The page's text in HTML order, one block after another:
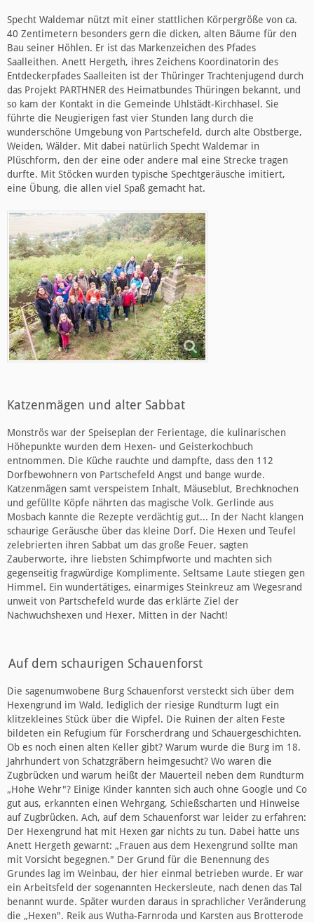
Specht Waldemar nützt mit einer stattlichen Körpergröße von ca.
40 Zentimetern besonders gern die dicken, alten Bäume für den
Bau seiner Höhlen. Er ist das Markenzeichen des Pfades
Saalleithen. Anett Hergeth, ihres Zeichens Koordinatorin des
Entdeckerpfades Saalleiten ist der Thüringer Trachtenjugend durch
das Projekt PARTHNER des Heimatbundes Thüringen bekannt, und
so kam der Kontakt in die Gemeinde Uhlstädt-Kirchhasel. Sie
führte die Neugierigen fast vier Stunden lang durch die
wunderschöne Umgebung von Partschefeld, durch alte Obstberge,
Weiden, Wälder. Mit dabei natürlich Specht Waldemar in
Plüschform, den der eine oder andere mal eine Strecke tragen
durfte. Mit Stöcken wurden typische Spechtgeräusche imitiert,
eine Übung, die allen viel Spaß gemacht hat.
Katzenmägen und alter Sabbat
Monströs war der Speiseplan der Ferientage, die kulinarischen
Höhepunkte wurden dem Hexen- und Geisterkochbuch
entnommen. Die Küche rauchte und dampfte, dass den 112
Dorfbewohnern von Partschefeld Angst und bange wurde.
Katzenmägen samt verspeistem Inhalt, Mäuseblut, Brechknochen
und gefüllte Köpfe nährten das magische Volk. Gerlinde aus
Mosbach kannte die Rezepte verdächtig gut... In der Nacht klangen
schaurige Geräusche über das kleine Dorf. Die Hexen und Teufel
zelebrierten ihren Sabbat um das große Feuer, sagten
Zauberworte, ihre liebsten Schimpfworte und machten sich
gegenseitig fragwürdige Komplimente. Seltsame Laute stiegen gen
Himmel. Ein wundertätiges, einarmiges Steinkreuz am Wegesrand
unweit von Partschefeld wurde das erklärte Ziel der
Nachwuchshexen und Hexer. Mitten in der Nacht!
Auf dem schaurigen Schauenforst
Die sagenumwobene Burg Schauenforst versteckt sich über dem
Hexengrund im Wald, lediglich der riesige Rundturm lugt ein
klitzekleines Stück über die Wipfel. Die Ruinen der alten Feste
bildeten ein Refugium für Forscherdrang und Schauergeschichten.
Ob es noch einen alten Keller gibt? Warum wurde die Burg im 18.
Jahrhundert von Schatzgräbern heimgesucht? Wo waren die
Zugbrücken und warum heißt der Mauerteil neben dem Rundturm
„Hohe Wehr"? Einige Kinder kannten sich auch ohne Google und Co
gut aus, erkannten einen Wehrgang, Schießscharten und Hinweise
auf Zugbrücken. Ach, auf dem Schauenforst war leider zu erfahren:
Der Hexengrund hat mit Hexen gar nichts zu tun. Dabei hatte uns
Anett Hergeth gewarnt: „Frauen aus dem Hexengrund sollte man
mit Vorsicht begegnen." Der Grund für die Benennung des
Grundes lag im Weinbau, der hier einmal betrieben wurde. Er war
ein Arbeitsfeld der sogenannten Heckersleute, nach denen das Tal
benannt wurde. Später wurden daraus in sprachlicher Veränderung
die „Hexen". Reik aus Wutha-Farnroda und Karsten aus Brotterode